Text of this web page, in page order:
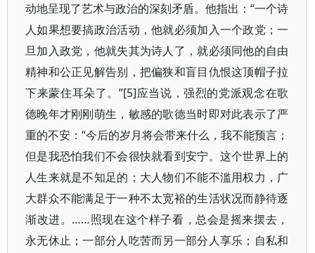
动地呈现了艺术与政治的深刻矛盾。他指出：“一个诗
人如果想要搞政治活动，他就必须加入一个政党；一
旦加入政党，他就失其为诗人了，就必须同他的自由
精神和公正见解告别，把偏狭和盲目仇恨这顶帽子拉
下来蒙住耳朵了。”[5]应当说，强烈的党派观念在歌
德晚年才刚刚萌生，敏感的歌德当时即对此表示了严
重的不安：“今后的岁月将会带来什么，我不能预言；
但是我恐怕我们不会很快就看到安宁。这个世界上的
人生来就是不知足的；大人物们不能不滥用权力，广
大群众不能满足于一种不太宽裕的生活状况而静待逐
渐改进。……照现在这个样子看，总会是摇来摆去，
永无休止；一部分人吃苦而另一部分人享乐；自私和